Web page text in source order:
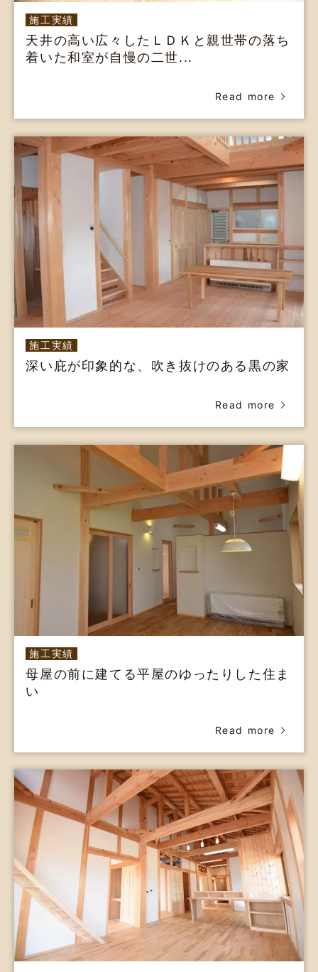
施工実績
天井の高い広々したＬＤＫと親世帯の落ち
着いた和室が自慢の二世...
Read more
施工実績
深い庇が印象的な、吹き抜けのある黒の家
Read more
施工実績
母屋の前に建てる平屋のゆったりした住ま
い
Read more